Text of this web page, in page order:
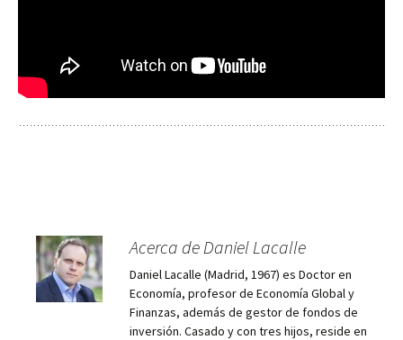
Acerca de Daniel Lacalle
Daniel Lacalle (Madrid, 1967) es Doctor en
Economía, profesor de Economía Global y
Finanzas, además de gestor de fondos de
inversión. Casado y con tres hijos, reside en